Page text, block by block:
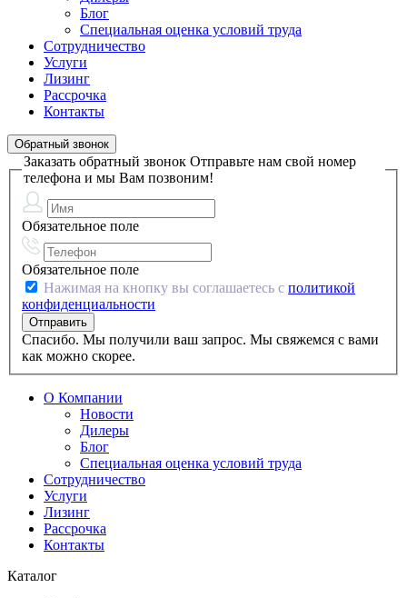
Блог
Специальная оценка условий труда
Сотрудничество
Услуги
Лизинг
Рассрочка
Контакты
Обратный звонок
Заказать обратный звонок Отправьте нам свой номер
телефона и мы Вам позвоним!
Обязательное поле
Обязательное поле
Нажимая на кнопку вы соглашаетесь с политикой
конфиденциальности
Спасибо. Мы получили ваш запрос. Мы свяжемся с вами
как можно скорее.
О Компании
Новости
Дилеры
Блог
Специальная оценка условий труда
Сотрудничество
Услуги
Лизинг
Рассрочка
Контакты
Каталог